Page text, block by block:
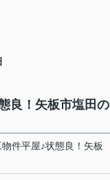
良！矢板市塩田の
件平屋♪状態良！矢板